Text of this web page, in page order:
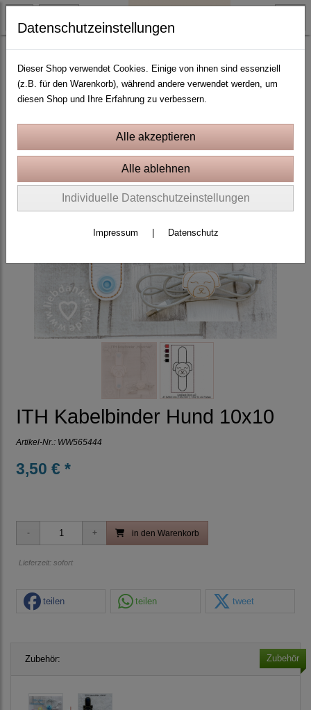
10x10 Rahmen
ITH Kabelbinder Hund 10x10
Artikel-Nr.: WW565444
3,50 € *
in den Warenkorb
Lieferzeit: sofort
teilen teilen tweet
Zubehör: Zubehör
Datenschutzeinstellungen
Dieser Shop verwendet Cookies. Einige von ihnen sind essenziell
(z.B. für den Warenkorb), während andere verwendet werden, um
diesen Shop und Ihre Erfahrung zu verbessern.
Individuelle Datenschutzeinstellungen
Impressum Datenschutz